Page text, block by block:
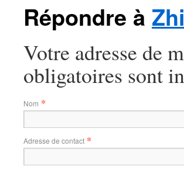
Répondre à
Votre adresse de
obligatoires sont
Nom *
Adresse de contact *